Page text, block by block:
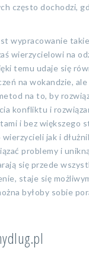
często dochodzi,
wypracowanie
wierzycielowi na
temu udaje się
na wokandzie,
na to, by
konfliktu i
i bez większego
jak i
problemy i
się przede
staje się
byłoby sobie